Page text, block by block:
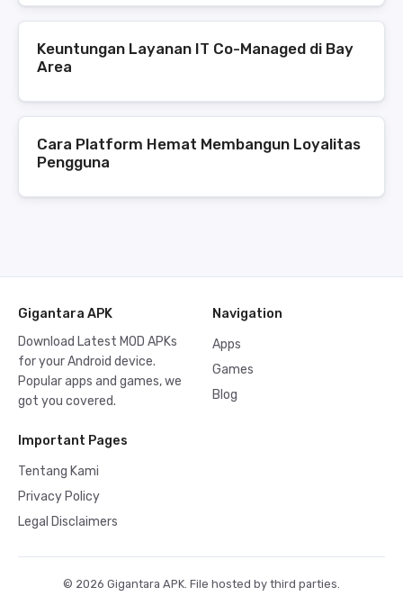
Keuntungan Layanan IT Co-Managed di Bay
Area
Cara Platform Hemat Membangun Loyalitas
Pengguna
Gigantara APK
Download Latest MOD APKs
for your Android device.
Popular apps and games, we
got you covered.
Navigation
Apps
Games
Blog
Important Pages
Tentang Kami
Privacy Policy
Legal Disclaimers
© 2026 Gigantara APK. File hosted by third parties.